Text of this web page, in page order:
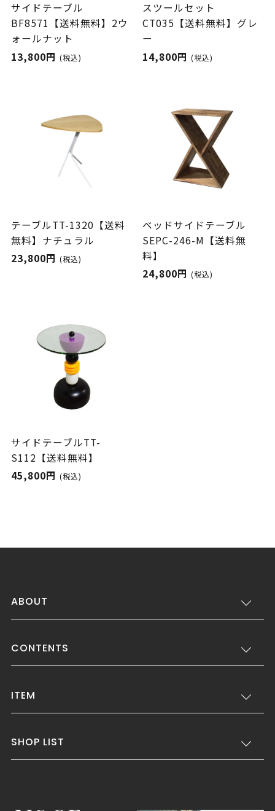
サイドテーブル
BF8571【送料無料】2ウ
ォールナット
13,800円 (税込)
スツールセット
CT035【送料無料】グレ
ー
14,800円(税込)
テーブルTT-1320【送料
無料】ナチュラル
23,800円 (税込)
ベッドサイドテーブル
SEPC-246-M【送料無
料】
24,800円(税込)
サイドテーブルTT-
S112【送料無料】
45,800円 (税込)
ABOUT
CONTENTS
ITEM
SHOP LIST